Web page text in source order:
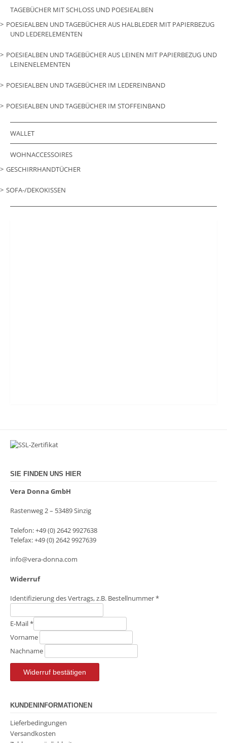
TAGEBÜCHER MIT SCHLOSS UND POESIEALBEN
POESIEALBEN UND TAGEBÜCHER AUS HALBLEDER MIT PAPIERBEZUG
UND LEDERELEMENTEN
POESIEALBEN UND TAGEBÜCHER AUS LEINEN MIT PAPIERBEZUG UND
LEINENELEMENTEN
POESIEALBEN UND TAGEBÜCHER IM LEDEREINBAND
POESIEALBEN UND TAGEBÜCHER IM STOFFEINBAND
WALLET
WOHNACCESSOIRES
GESCHIRRHANDTÜCHER
SOFA-/DEKOKISSEN
SIE FINDEN UNS HIER
Vera Donna GmbH
Rastenweg 2 – 53489 Sinzig
Telefon: +49 (0) 2642 9927638
Telefax: +49 (0) 2642 9927639
info@vera-donna.com
Widerruf
Identifizierung des Vertrags, z.B. Bestellnummer*
E-Mail*
E-
(wiederholen)
Vorname
Nachname
Widerruf bestätigen
KUNDENINFORMATIONEN
Lieferbedingungen
Versandkosten